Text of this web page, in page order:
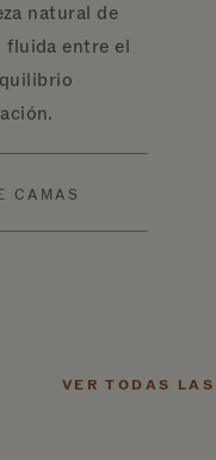
natural de
fluida entre el
CAMAS
VER TODAS